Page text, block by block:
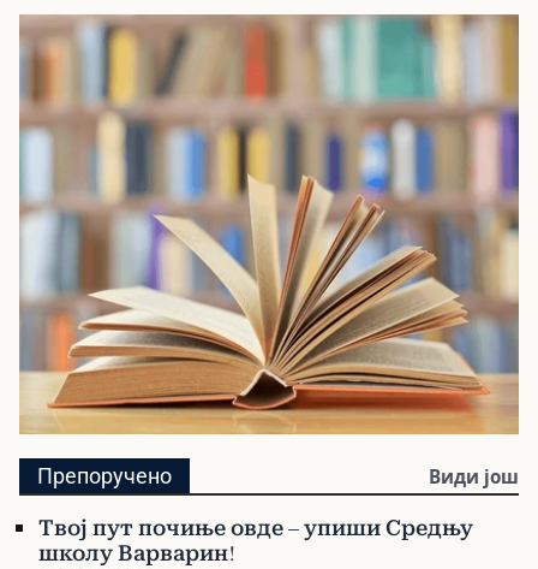
Моја школа - РТС Планета
Видео лекције из опшеобразовних и
стручних предмета за средњу школу
Библиотека
Претражите библиотеку и наручите своју
књигу
Препоручено Види још
Твој пут почиње овде – упиши Средњу
школу Варварин!